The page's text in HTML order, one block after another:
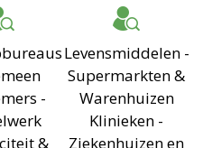
-
&
Levensmiddelen -
Supermarkten &
Warenhuizen
Klinieken -
Ziekenhuizen en